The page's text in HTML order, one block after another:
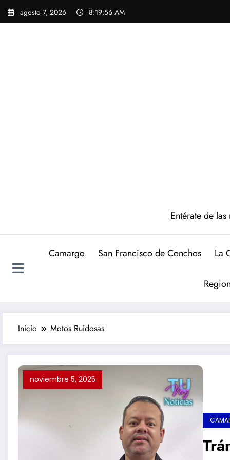
Saltar
agosto 7, 2026 8:19:57 AM
Entérate de
Camargo San Francisco de Conchos La
Inicio Motos Ruidosas
noviembre 5, 2025